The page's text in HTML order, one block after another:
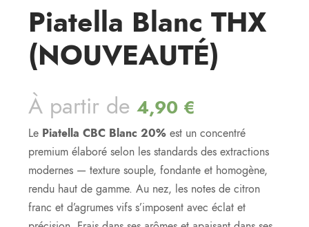
Piatella Blanc THX
(NOUVEAUTÉ)
À partir de 4,90 €
Le Piatella CBC Blanc 20% est un concentré
premium élaboré selon les standards des extractions
modernes — texture souple, fondante et homogène,
rendu haut de gamme. Au nez, les notes de citron
franc et d’agrumes vifs s’imposent avec éclat et